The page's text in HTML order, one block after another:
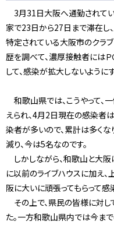
3月31日大阪へ通勤されてい
家で23日から27日まで滞在し
特定されている大阪市のクラ
歴を調べて、濃厚接触者には
して、感染が拡大しないように
和歌山県では、こうやって、
えられ、4月2日現在の感染者
染者が多いので、累計は多く
減り、今は5名なのです。
しかしながら、和歌山と大
に以前のライブハウスに加え
阪に大いに頑張ってもらって
その上で、県民の皆様に対し
た。一方和歌山県内では今ま